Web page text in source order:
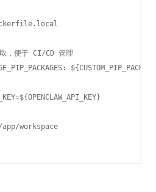
，便于 CI/CD 管理